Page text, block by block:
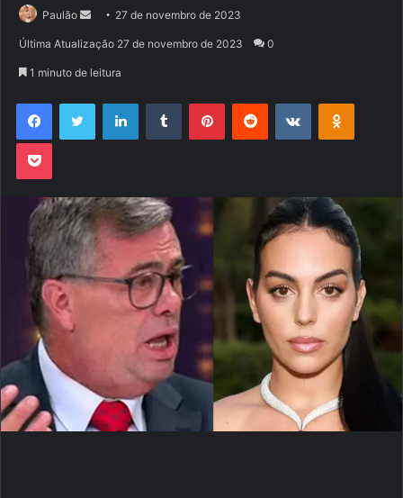
Paulão
Mande
mail
27 de novembro de 2023
Última Atualização 27 de novembro de 2023 0
1 minuto de leitura
FacebookTwitter LinkedinTumblr PinterestReddit VK OK
Pocket